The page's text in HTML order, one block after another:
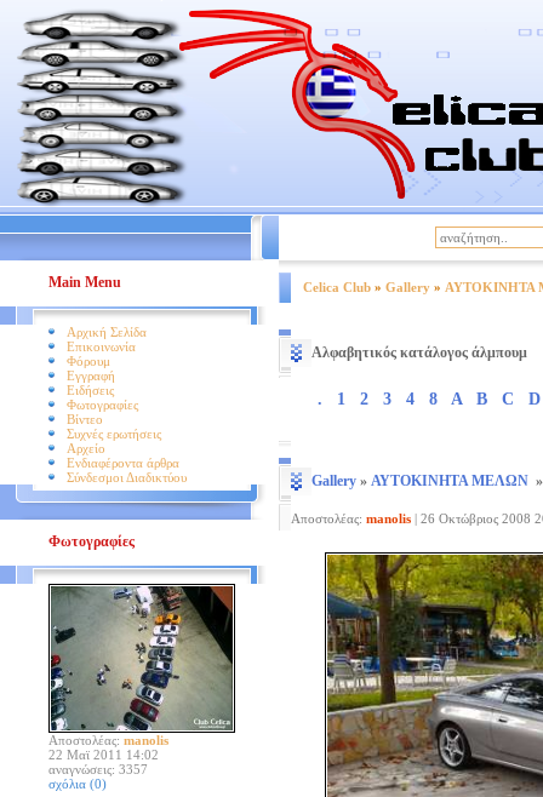
Main Menu
Αρχική Σελίδα
Επικοινωνία
Φόρουμ
Εγγραφή
Ειδήσεις
Φωτογραφίες
Βίντεο
Συχνές ερωτήσεις
Αρχείο
Ενδιαφέροντα άρθρα
Σύνδεσμοι Διαδικτύου
Φωτογραφίες
Αποστολέας: manolis
22 Μαϊ 2011 14:02
αναγνώσεις: 3357
σχόλια (0)
Celica Club » Gallery » ΑΥΤΟΚΙΝΗΤΑ
Αλφαβητικός κατάλογος άλμπουμ
. 1 2 3 4 8 A B C D
Gallery » ΑΥΤΟΚΙΝΗΤΑ ΜΕΛΩΝ
Αποστολέας: manolis | 26 Οκτώβριος 2008